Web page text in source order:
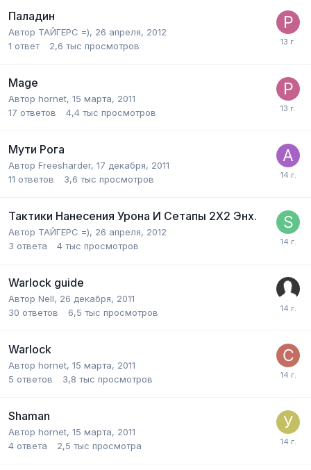
Паладин
Автор ТАЙГЕРС =), 26 апреля, 2012
1 ответ 2,6 тыс просмотров
Mage
Автор hornet, 15 марта, 2011
17 ответов 4,4 тыс просмотров
Мути Рога
Автор Freesharder, 17 декабря, 2011
11 ответов 3,6 тыс просмотров
Тактики Нанесения Урона И Сетапы 2Х2 Энх.
Автор ТАЙГЕРС =), 26 апреля, 2012
3 ответа 4 тыс просмотров
Warlock guide
Автор Nell, 26 декабря, 2011
30 ответов 6,5 тыс просмотров
Warlock
Автор hornet, 15 марта, 2011
5 ответов 3,8 тыс просмотров
Shaman
Автор hornet, 15 марта, 2011
4 ответа 2,5 тыс просмотра